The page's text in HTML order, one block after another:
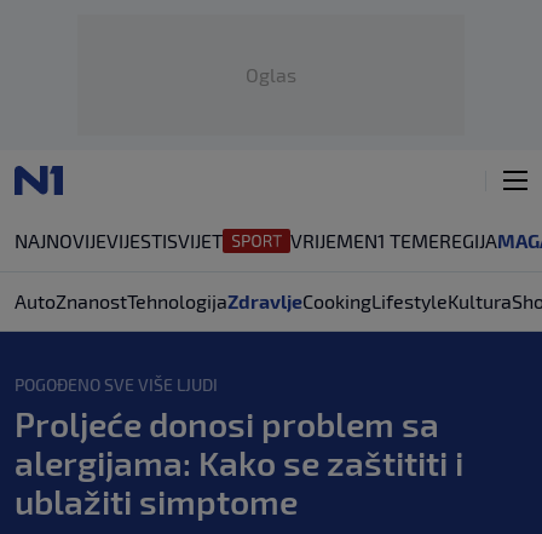
Oglas
NAJNOVIJEVIJESTISVIJET VRIJEMEN1 TEMEREGIJA
AutoZnanostTehnologijaZdravljeCookingLifestyleKultura
POGOĐENO SVE VIŠE LJUDI
Proljeće donosi problem sa
alergijama: Kako se zaštititi i
ublažiti simptome